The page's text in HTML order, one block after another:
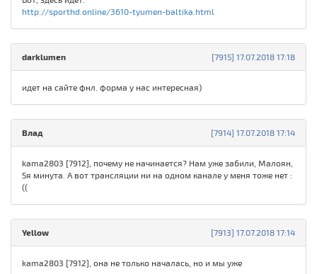
http://sporthd.online/3610-tyumen-baltika.html
[7915] 17.07.2018 17:18
darklumen
идет на сайте фнл. форма у нас интересная)
[7914] 17.07.2018 17:14
Влад
kama2803 [7912], почему не начинается? Нам уже забили, Малоян,
5я минута. А вот трансляции ни на одном канале у меня тоже нет :
((
[7913] 17.07.2018 17:14
Yellow
kama2803 [7912], она не только началась, но и мы уже